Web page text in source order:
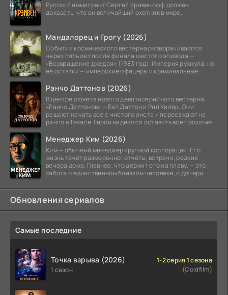
Русский иммигрант Сергей Кравинофф должен
доказать, что он величайший охотник в мире.
Мандалорец и Грогу (2026)
События космического вестерна разворачиваются
через пять лет после финала шестого эпизода —
«Возвращение джедая» (1983 год). Империя рухнула, но
её остатки — имперские офицеры и криминальные
Ранчо Даттонов (2026)
В центре сюжета нового девятисерийного вестерна
«Ранчо Даттонов» — Бет Даттон и Рип Уилер. Они
решают начать всё с чистого листа и переезжают на
ранчо в Техасе. Герои надеются оставить все прошлые
Менеджер Ким (2026)
Ким — обычный менеджер крупной корпорации. Его
жизнь течёт размеренно: отчёты, встречи, редкие
вечера дома. Главное, что держит его на плаву, — это
забота о единственном близком человеке, о дочери.
Обновления сериалов
Самые последние
Точка взрыва (2026)
1 сезон
1-2 серия 1 сезона
(Coldfilm)